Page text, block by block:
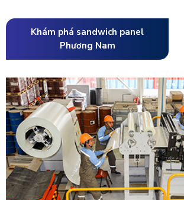
Khám phá sandwich panel
Phương Nam